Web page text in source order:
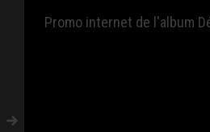
Promo internet de l'album